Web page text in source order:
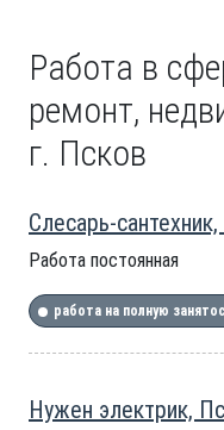
Работа в
ремонт,
г. Псков
Слесарь-
Работа постоянная
работа на полную
Нужен электрик,